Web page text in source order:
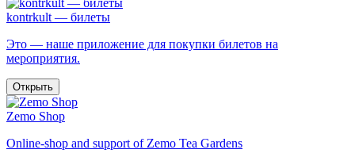
kontrkult — билеты
Это — наше приложение для покупки билетов на
мероприятия.
Открыть
Zemo Shop
Online-shop and support of Zemo Tea Gardens